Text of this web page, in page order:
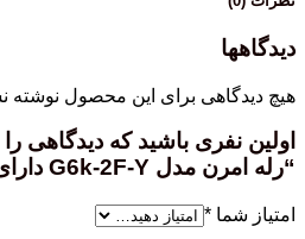
دیدگاهها
هیچ دیدگاهی برای این محصول
اولین نفری باشید که دیدگاهی
“رله امرن مدل G6k-2F-Y دارای ولتاژ 5VDC و 8 پین”
امتیاز شما *